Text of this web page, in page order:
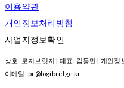
이용약관
개인정보처리방침
사업자정보확인
상호: 로지브릿지 | 대표: 김동민 | 개인정
이메일: pr@logibridge.kr